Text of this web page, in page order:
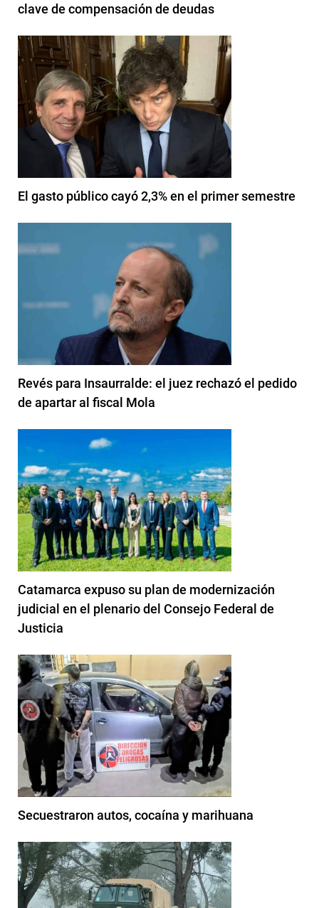
clave de compensación de deudas
El gasto público cayó 2,3% en el primer semestre
Revés para Insaurralde: el juez rechazó el pedido
de apartar al fiscal Mola
Catamarca expuso su plan de modernización
judicial en el plenario del Consejo Federal de
Justicia
Secuestraron autos, cocaína y marihuana